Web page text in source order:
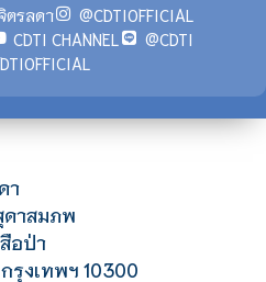
ตรลดา
@CDTIOFFICIAL
CDTI CHANNEL
@CDTI
า
ดาสมภพ
อป่า
รุงเทพฯ 10300